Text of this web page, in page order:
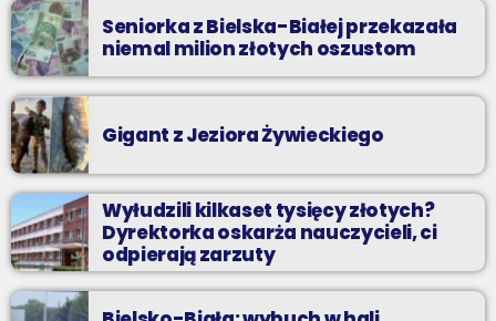
Seniorka z Bielska-Białej przekazała
niemal milion złotych oszustom
Gigant z Jeziora Żywieckiego
Wyłudzili kilkaset tysięcy złotych?
Dyrektorka oskarża nauczycieli, ci
odpierają zarzuty